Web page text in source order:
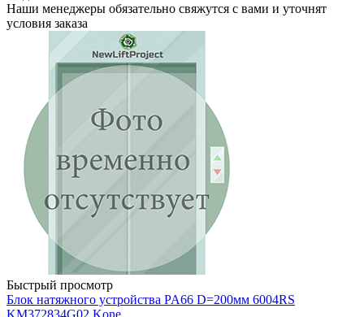
Наши менеджеры обязательно свяжутся с вами и уточнят
условия заказа
Быстрый просмотр
Блок натяжного устройства PA66 D=200мм 6004RS
KM372834G02 Kone